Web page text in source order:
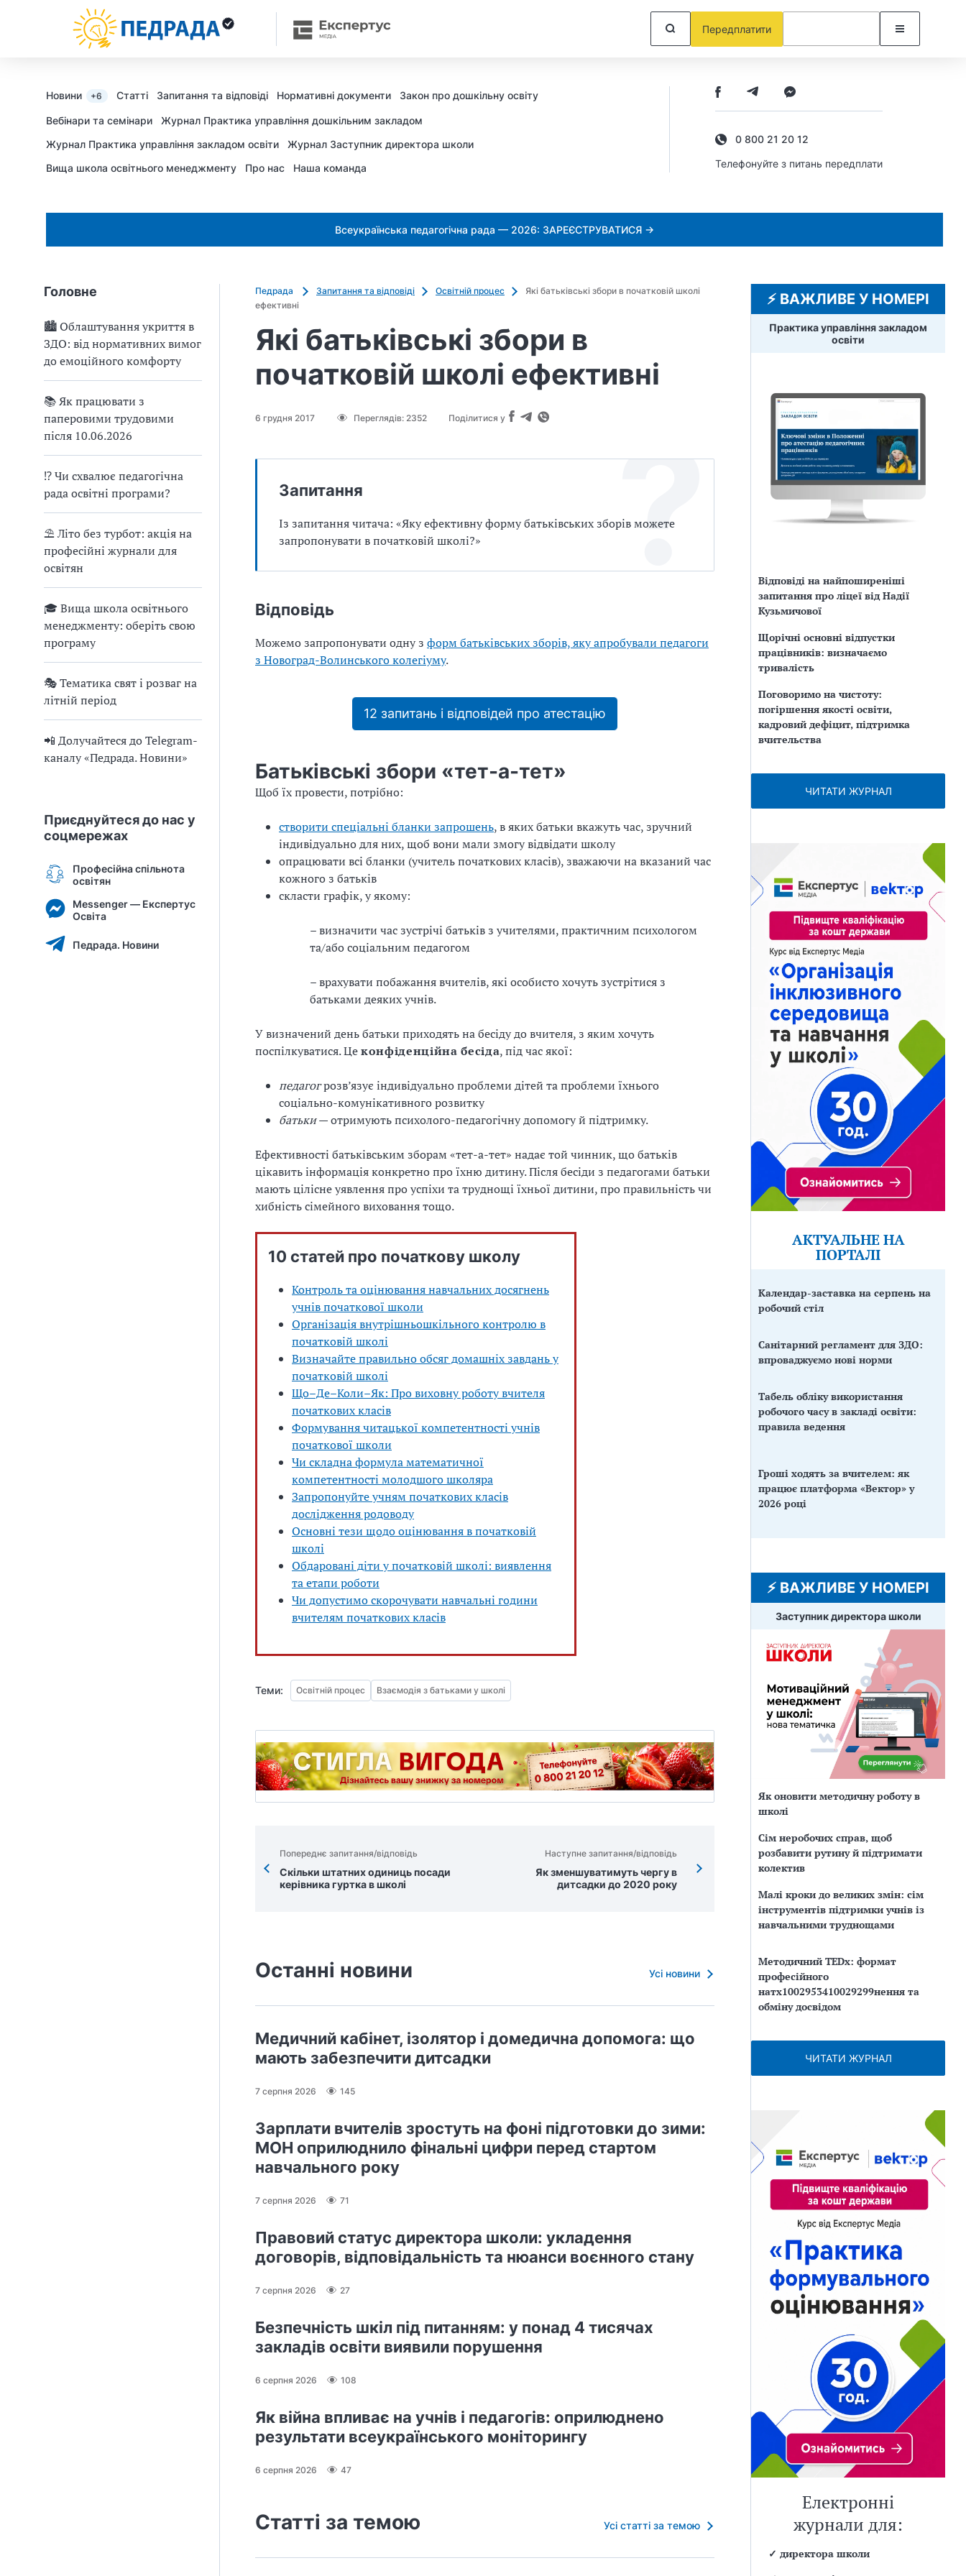
Передплатити
Новини +6 Статті Запитання та відповіді Нормативні документи Закон про дошкільну освіту
Вебінари та семінари
Журнал Практика управління дошкільним закладом
Журнал Практика управління закладом освіти
Журнал Заступник директора школи
Вища школа освітнього менеджменту
Про нас Наша команда
0 800 21 20 12
Телефонуйте з питань передплати
Всеукраїнська педагогічна рада — 2026: ЗАРЕЄСТРУВАТИСЯ →
Головне
🏙 Облаштування укриття в
ЗДО: від нормативних вимог
до емоційного комфорту
📚 Як працювати з
паперовими трудовими
після 10.06.2026
⁉ Чи схвалює педагогічна
рада освітні програми?
⛱ Літо без турбот: акція на
професійні журнали для
освітян
🎓 Вища школа освітнього
менеджменту: оберіть свою
програму
🎭 Тематика свят і розваг на
літній період
📲 Долучайтеся до Telegram-
каналу «Педрада. Новини»
Приєднуйтеся до нас у
соцмережах
Професійна спільнота
освітян
Messenger — Експертус
Освіта
Педрада. Новини
Педрада Запитання та відповіді Освітній процес
Які батьківські збори в початковій школі
ефективні
Які батьківські збори в
початковій школі ефективні
6 грудня 2017 Переглядів: 2352 Поділитися у
Запитання
Із запитання читача: «Яку ефективну форму батьківських зборів можете
запропонувати в початковій школі?»
Відповідь
Можемо запропонувати одну з форм батьківських зборів, яку апробували педагоги
з Новоград-Волинського колегіуму.
12 запитань і відповідей про атестацію
Батьківські збори «тет-­а-­тет»
Щоб їх провести, потрібно:
створити спеціальні бланки запрошень, в яких батьки вкажуть час, зручний
індивідуально для них, щоб вони мали змогу відвідати школу
опрацювати всі бланки (учитель початкових класів), зважаючи на вказаний час
кожного з батьків
скласти графік, у якому:
– визначити час зустрічі батьків з учителями, практичним психологом
та/або соціальним педагогом
– врахувати побажання вчителів, які особисто хочуть зустрітися з
батьками деяких учнів.
У визначений день батьки приходять на бесіду до вчителя, з яким хочуть
поспілкуватися. Цеконфіденційна бесіда, під час якої:
педагогрозв’язує індивідуально проблеми дітей та проблеми їхнього
соціально-комунікативного розвитку
батьки— отримують психолого-педагогічну допомогу й підтримку.
Ефективності батьківським зборам «тет-а-тет» надає той чинник, що батьків
цікавить інформація конкретно про їхню дитину. Після бесіди з педагогами батьки
мають цілісне уявлення про успіхи та труднощі їхньої дитини, про правильність чи
хибність сімейного виховання тощо.
10 статей про початкову школу
Контроль та оцінювання навчальних досягнень
учнів початкової школи
Організація внутрішньошкільного контролю в
початковій школі
Визначайте правильно обсяг домашніх завдань у
початковій школі
Що–Де–Коли–Як: Про виховну роботу вчителя
початкових класів
Формування читацької компетентності учнів
початкової школи
Чи складна формула математичної
компетентності молодшого школяра
Запропонуйте учням початкових класів
дослідження родоводу
Основні тези щодо оцінювання в початковій
школі
Обдаровані діти у початковій школі: виявлення
та етапи роботи
Чи допустимо скорочувати навчальні години
вчителям початкових класів
Теми: Освітній процес Взаємодія з батьками у школі
Попереднє запитання/відповідь
Скільки штатних одиниць посади
керівника гуртка в школі
Наступне запитання/відповідь
Як зменшуватимуть чергу в
дитсадки до 2020 року
Останні новини Усі новини
Медичний кабінет, ізолятор і домедична допомога: що
мають забезпечити дитсадки
7 серпня 2026 145
Зарплати вчителів зростуть на фоні підготовки до зими:
МОН оприлюднило фінальні цифри перед стартом
навчального року
7 серпня 2026 71
Правовий статус директора школи: укладення
договорів, відповідальність та нюанси воєнного стану
7 серпня 2026 27
Безпечність шкіл під питанням: у понад 4 тисячах
закладів освіти виявили порушення
6 серпня 2026 108
Як війна впливає на учнів і педагогів: оприлюднено
результати всеукраїнського моніторингу
6 серпня 2026 47
Статті за темою Усі статті за темою
⚡️ ВАЖЛИВЕ У НОМЕРІ
Практика управління закладом
освіти
Відповіді на найпоширеніші
запитання про ліцеї від Надії
Кузьмичової
Щорічні основні відпустки
працівників: визначаємо
тривалість
Поговоримо на чистоту:
погіршення якості освіти,
кадровий дефіцит, підтримка
вчительства
ЧИТАТИ ЖУРНАЛ
АКТУАЛЬНЕ НА
ПОРТАЛІ
Календар-заставка на серпень на
робочий стіл
Санітарний регламент для ЗДО:
впроваджуємо нові норми
Табель обліку використання
робочого часу в закладі освіти:
правила ведення
Гроші ходять за вчителем: як
працює платформа «Вектор» у
2026 році
⚡️ ВАЖЛИВЕ У НОМЕРІ
Заступник директора школи
Як оновити методичну роботу в
школі
Сім неробочих справ, щоб
розбавити рутину й підтримати
колектив
Малі кроки до великих змін: сім
інструментів підтримки учнів із
навчальними труднощами
Методичний TEDx: формат
професійного
натх1002953410029299нення та
обміну досвідом
ЧИТАТИ ЖУРНАЛ
Електронні
журнали для:
✓ директора школи